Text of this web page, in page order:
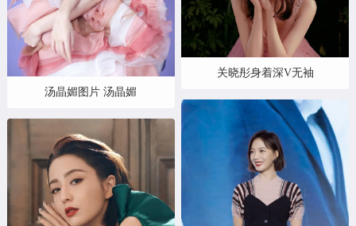
汤晶媚图片 汤晶媚
关晓彤身着深V无袖